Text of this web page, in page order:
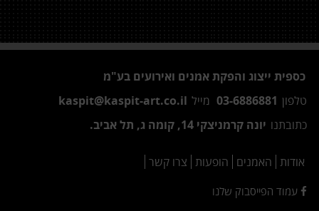
כספית ייצוג והפקת אמנים ואירועים בע"מ
טלפון 03-6886881 מייל kaspit@kaspit-art.co.il
כתובתנו יונה קרמניצקי 14, קומה ג, תל אביב.
אודות האמנים הופעות צרו קשר
עמוד הפייסבוק שלנו